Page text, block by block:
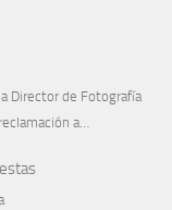
Director de Fotografía
a…